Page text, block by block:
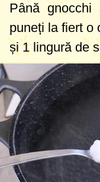
Până gnocchi
puneți la fiert o
și1 lingurăde